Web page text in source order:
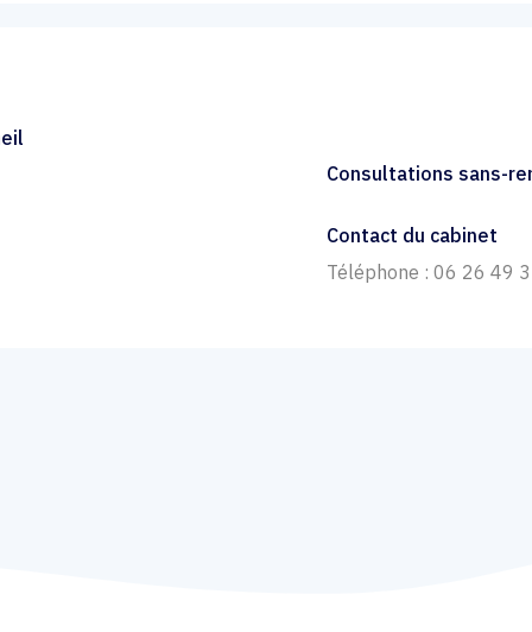
Consultations sans-
Contact du cabinet
Téléphone : 06 26 49